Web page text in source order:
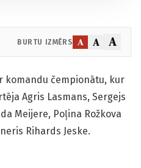
BURTU IZMĒRS A A A
komandu čempionātu, kur
Agris Lasmans, Sergejs
Meijere, Poļina Rožkova
Rihards Jeske.